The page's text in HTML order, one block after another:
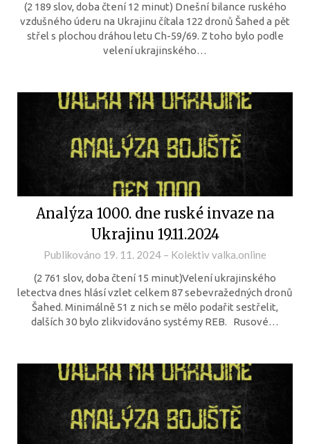
(2 189 slov, doba čtení 12 minut) Dnešní bilance ruského
vzdušného úderu na Ukrajinu čítala 122 dronů Šahed a pět
střel s plochou dráhou letu Ch-59/69. Z toho bylo podle
velení ukrajinského…
Analýza 1000. dne ruské invaze na
Ukrajinu 19.11.2024
Publikováno 19. 11. 2024 – Kolektiv valka.online
(2 761 slov, doba čtení 15 minut)Velení ukrajinského
letectva dnes hlásí vzlet celkem 87 sebevražedných dronů
Šahed. Minimálně 51 z nich se mělo podařit sestřelit,
dalších 30 bylo zlikvidováno systémy REB. Rusové…